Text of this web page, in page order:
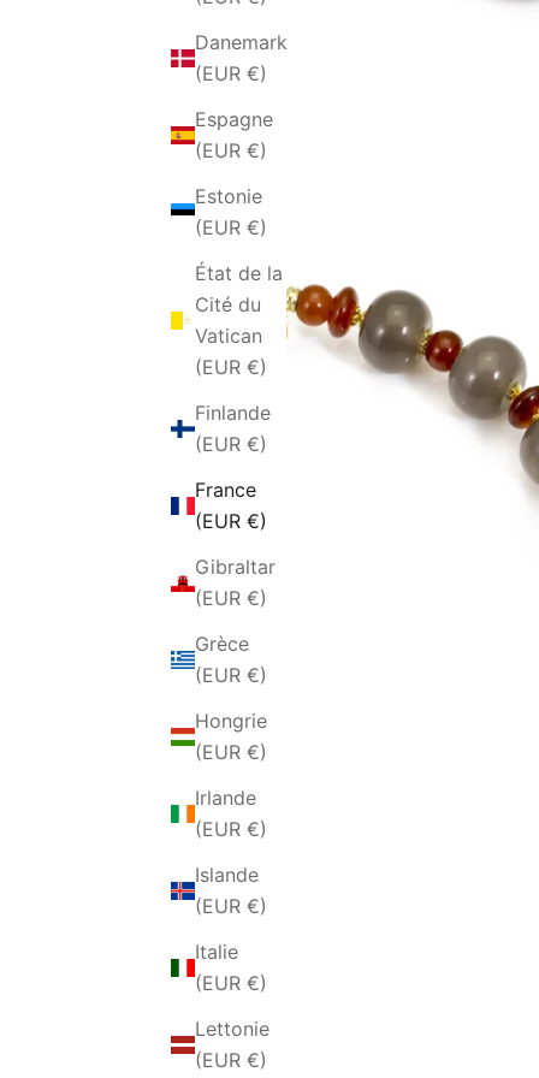
Danemark
(EUR €)
Espagne
(EUR €)
Estonie
(EUR €)
État de la
Cité du
Vatican
(EUR €)
Finlande
(EUR €)
France
(EUR €)
Gibraltar
(EUR €)
Grèce
(EUR €)
Hongrie
(EUR €)
Irlande
(EUR €)
Islande
(EUR €)
Italie
(EUR €)
Lettonie
(EUR €)